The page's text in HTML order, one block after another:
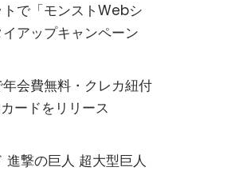
で「モンストWebシ
アップキャンペーン
会費無料・クレカ紐付
ードをリリース
進撃の巨人 超大型巨人